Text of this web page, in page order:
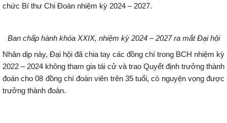
chức Bí thư Chi Đoàn nhiệm kỳ 2024 – 2027.
Ban chấp hành khóa XXIX, nhiệm kỳ 2024 – 2027 ra mắt Đại hội
Nhân dịp này, Đại hội đã chia tay các đồng chí trong BCH nhiệm kỳ
2022 – 2024 không tham gia tái cử và trao Quyết định trưởng thành
đoàn cho 08 đồng chí đoàn viên trên 35 tuổi, có nguyện vọng được
trưởng thành đoàn.